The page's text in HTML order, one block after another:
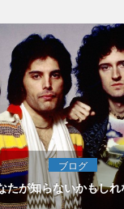
ブログ
たが知らないかもし